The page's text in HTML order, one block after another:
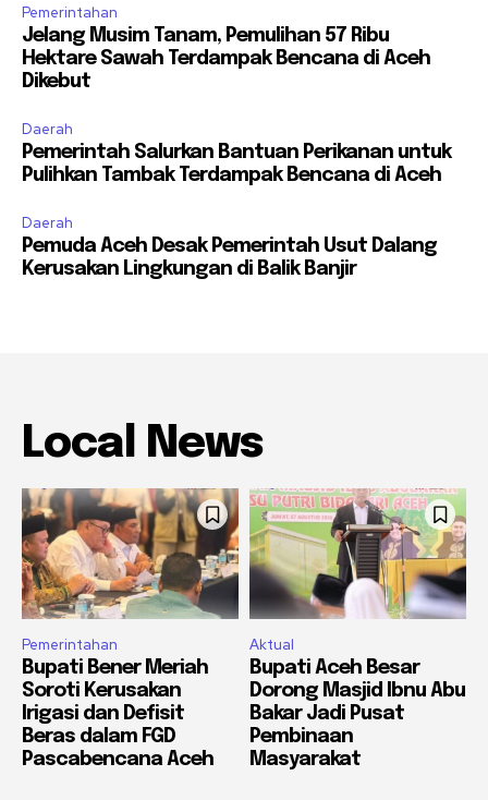
Pemerintahan
Jelang Musim Tanam, Pemulihan 57 Ribu
Hektare Sawah Terdampak Bencana di Aceh
Dikebut
Daerah
Pemerintah Salurkan Bantuan Perikanan untuk
Pulihkan Tambak Terdampak Bencana di Aceh
Daerah
Pemuda Aceh Desak Pemerintah Usut Dalang
Kerusakan Lingkungan di Balik Banjir
Local News
Pemerintahan
Bupati Bener Meriah
Soroti Kerusakan
Irigasi dan Defisit
Beras dalam FGD
Pascabencana Aceh
Aktual
Bupati Aceh Besar
Dorong Masjid Ibnu Abu
Bakar Jadi Pusat
Pembinaan
Masyarakat